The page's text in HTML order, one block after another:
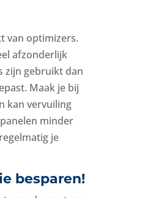
van optimizers.
afzonderlijk
zijn gebruikt dan
Maak je bij
kan vervuiling
minder
je
besparen!